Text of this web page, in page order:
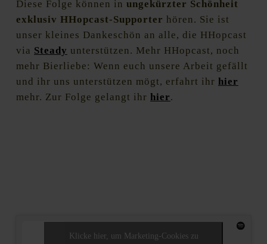
Diese Folge können in ungekürzter Schönheit
exklusiv HHopcast-Supporter hören. Sie ist
unser kleines Dankeschön an alle, die HHopcast
via Steady unterstützen. Mehr HHopcast, noch
mehr Bierliebe: Wenn euch unsere Arbeit gefällt
und ihr uns unterstützen mögt, erfahrt ihr hier
mehr. Zur Folge gelangt ihr hier.
Klicke hier, um Marketing-Cookies zu